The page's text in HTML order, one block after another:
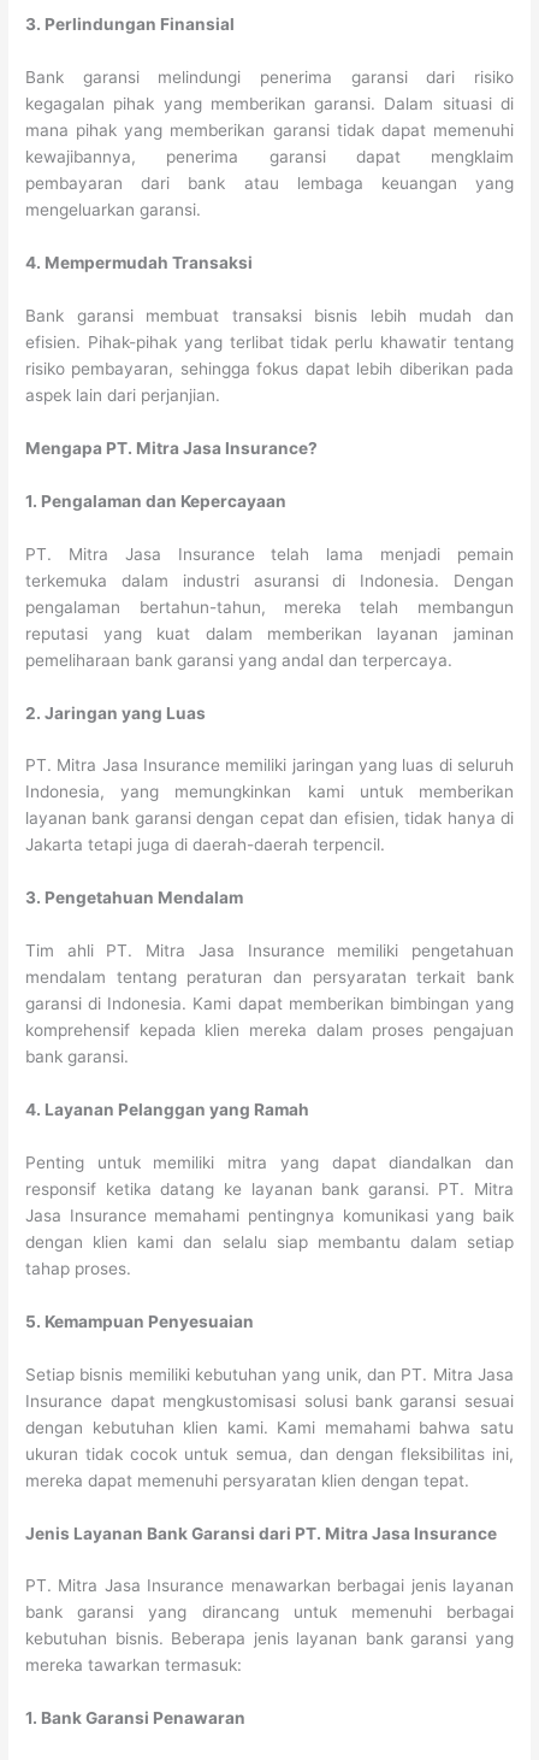
3. Perlindungan Finansial
Bank garansi melindungi penerima garansi dari risiko
kegagalan pihak yang memberikan garansi. Dalam situasi di
mana pihak yang memberikan garansi tidak dapat memenuhi
kewajibannya, penerima garansi dapat mengklaim
pembayaran dari bank atau lembaga keuangan yang
mengeluarkan garansi.
4. Mempermudah Transaksi
Bank garansi membuat transaksi bisnis lebih mudah dan
efisien. Pihak-pihak yang terlibat tidak perlu khawatir tentang
risiko pembayaran, sehingga fokus dapat lebih diberikan pada
aspek lain dari perjanjian.
Mengapa PT. Mitra Jasa Insurance?
1. Pengalaman dan Kepercayaan
PT. Mitra Jasa Insurance telah lama menjadi pemain
terkemuka dalam industri asuransi di Indonesia. Dengan
pengalaman bertahun-tahun, mereka telah membangun
reputasi yang kuat dalam memberikan layanan jaminan
pemeliharaan bank garansi yang andal dan terpercaya.
2. Jaringan yang Luas
PT. Mitra Jasa Insurance memiliki jaringan yang luas di seluruh
Indonesia, yang memungkinkan kami untuk memberikan
layanan bank garansi dengan cepat dan efisien, tidak hanya di
Jakarta tetapi juga di daerah-daerah terpencil.
3. Pengetahuan Mendalam
Tim ahli PT. Mitra Jasa Insurance memiliki pengetahuan
mendalam tentang peraturan dan persyaratan terkait bank
garansi di Indonesia. Kami dapat memberikan bimbingan yang
komprehensif kepada klien mereka dalam proses pengajuan
bank garansi.
4. Layanan Pelanggan yang Ramah
Penting untuk memiliki mitra yang dapat diandalkan dan
responsif ketika datang ke layanan bank garansi. PT. Mitra
Jasa Insurance memahami pentingnya komunikasi yang baik
dengan klien kami dan selalu siap membantu dalam setiap
tahap proses.
5. Kemampuan Penyesuaian
Setiap bisnis memiliki kebutuhan yang unik, dan PT. Mitra Jasa
Insurance dapat mengkustomisasi solusi bank garansi sesuai
dengan kebutuhan klien kami. Kami memahami bahwa satu
ukuran tidak cocok untuk semua, dan dengan fleksibilitas ini,
mereka dapat memenuhi persyaratan klien dengan tepat.
Jenis Layanan Bank Garansi dari PT. Mitra Jasa Insurance
PT. Mitra Jasa Insurance menawarkan berbagai jenis layanan
bank garansi yang dirancang untuk memenuhi berbagai
kebutuhan bisnis. Beberapa jenis layanan bank garansi yang
mereka tawarkan termasuk:
1. Bank Garansi Penawaran